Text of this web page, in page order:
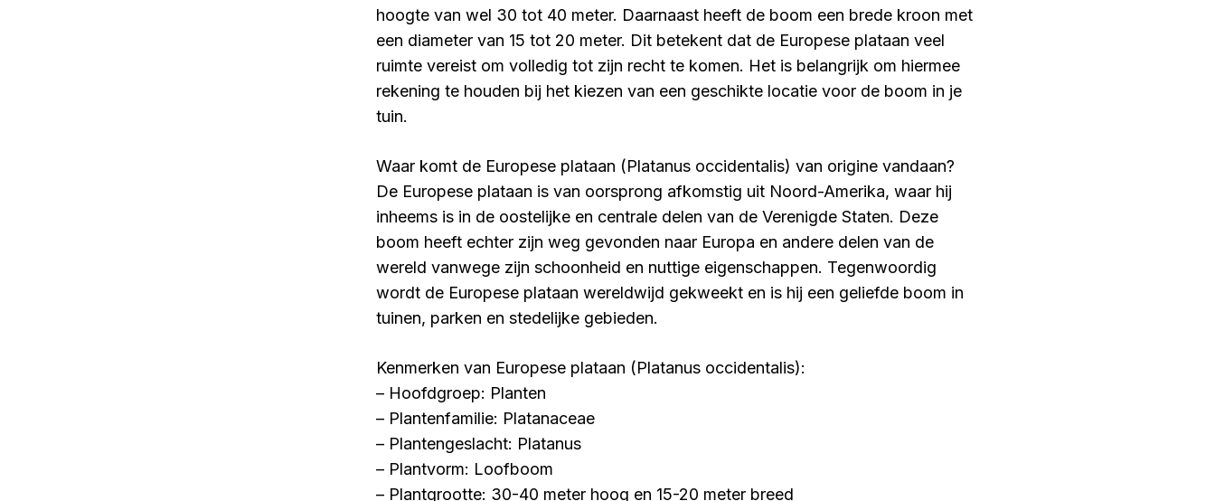
hoogte van wel 30 tot 40 meter. Daarnaast heeft de boom een brede kroon met
een diameter van 15 tot 20 meter. Dit betekent dat de Europese plataan veel
ruimte vereist om volledig tot zijn recht te komen. Het is belangrijk om hiermee
rekening te houden bij het kiezen van een geschikte locatie voor de boom in je
tuin.
Waar komt de Europese plataan (Platanus occidentalis) van origine vandaan?
De Europese plataan is van oorsprong afkomstig uit Noord-Amerika, waar hij
inheems is in de oostelijke en centrale delen van de Verenigde Staten. Deze
boom heeft echter zijn weg gevonden naar Europa en andere delen van de
wereld vanwege zijn schoonheid en nuttige eigenschappen. Tegenwoordig
wordt de Europese plataan wereldwijd gekweekt en is hij een geliefde boom in
tuinen, parken en stedelijke gebieden.
Kenmerken van Europese plataan (Platanus occidentalis):
– Hoofdgroep: Planten
– Plantenfamilie: Platanaceae
– Plantengeslacht: Platanus
– Plantvorm: Loofboom
– Plantgrootte: 30-40 meter hoog en 15-20 meter breed